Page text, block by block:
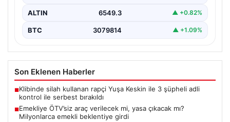
ALTIN 6549.3 ▲ +0.82%
BTC 3079814 ▲ +1.09%
Son Eklenen Haberler
■Klibinde silah kullanan rapçi Yuşa Keskin ile 3 şüpheli adli
kontrol ile serbest bırakıldı
■Emekliye ÖTV’siz araç verilecek mi, yasa çıkacak mı?
Milyonlarca emekli beklentiye girdi